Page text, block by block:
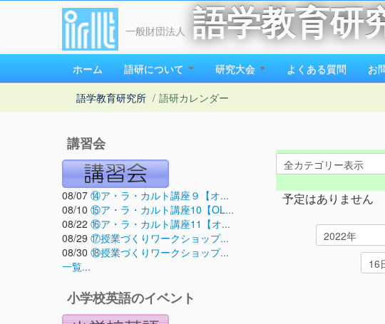
一般財団法人 語学教育研
ホーム 語研について 研究大会 よくある質問 お
語学教育研究所 / 語研カレンダー
講習会
08/07 ⑭ア・ラ・カルト講座９【オ...
08/10 ⑮ア・ラ・カルト講座10【OL...
08/22 ⑯ア・ラ・カルト講座11【オ...
08/29 ⑰授業づくりワークショップ...
08/30 ⑱授業づくりワークショップ...
一覧...
小学校英語のイベント
予定はありません